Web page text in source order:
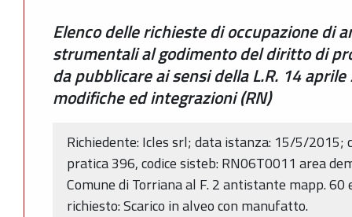
Elenco delle richieste di occupazione di
strumentali al godimento del diritto di
da pubblicare ai sensi della L.R. 14
modifiche ed integrazioni (RN)
Richiedente: Icles srl; data istanza: 15/5/2015;
pratica 396, codice sisteb: RN06T0011 area
Comune di Torriana al F. 2 antistante mapp.
richiesto: Scarico in alveo con manufatto.